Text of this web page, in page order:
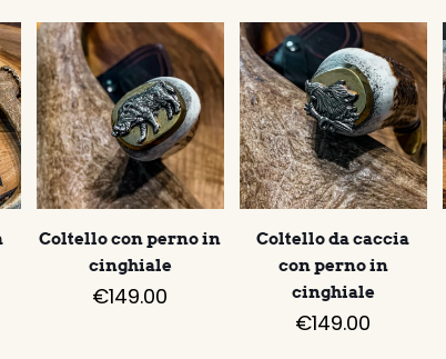
Coltello con perno in
cinghiale
€149.00
Coltello da caccia
con perno in
cinghiale
€149.00